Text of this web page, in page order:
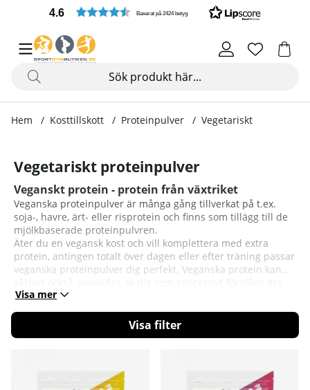
4.6 Baserat på 2424 betyg
Hem Kosttillskott Proteinpulver Vegetariskt
Vegetariskt proteinpulver
Veganskt protein - protein från växtriket
Veganska proteinpulver är många gång tillverkat på t.ex.
soja-, havre, ärt- eller risprotein och finns som tillägg till de
mjölkbaserade proteinpulvren.
Äter du en vegansk kost och vill komplettera med extra
protein, antingen totalt över dagen eller efter träning passar
veganska proteinpulver dig perfekt. Veganska protein kan
mindre animaliska produkter eller av dig som är allergisk
mot mjölkprotein.
Visa mer
Filtrera